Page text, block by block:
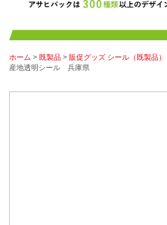
ホーム > 既製品 > 販促グッズ シール（既製品）
産地透明シール 兵庫県